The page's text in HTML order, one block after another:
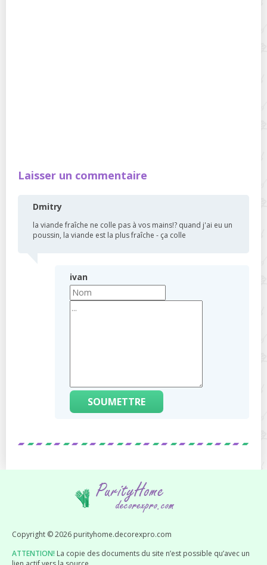
Laisser un commentaire
Dmitry
la viande fraîche ne colle pas à vos mains!? quand j'ai eu un
poussin, la viande est la plus fraîche - ça colle
ivan
SOUMETTRE
Copyright © 2026 purityhome.decorexpro.com
ATTENTION! La copie des documents du site n’est possible qu’avec un